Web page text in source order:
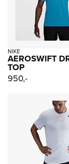
NIKE
AEROSWIFT
TOP
950,-